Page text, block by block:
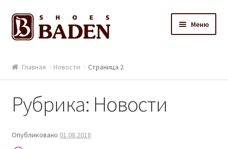
Перейти к навигации
Перейти к содержимому Меню
ДИСКОНТНЫЙ КЛУБ
КОНТАКТЫ
НАШИ ТЕХНОЛОГИИ
Главная Новости Страница 2
Рубрика: Новости
Опубликовано 01.08.2018